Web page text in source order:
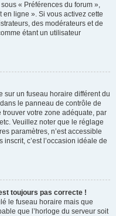
« Préférences du forum »,
en ligne ». Si vous activez cette
des modérateurs et de
étant un utilisateur
sur un fuseau horaire différent du
le panneau de contrôle de
trouver votre zone adéquate, par
Veuillez noter que le réglage
paramètres, n’est accessible
inscrit, c’est l’occasion idéale de
toujours pas correcte !
le fuseau horaire mais que
que l’horloge du serveur soit